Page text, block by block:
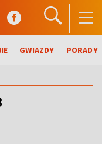
GWIAZDY PORADY